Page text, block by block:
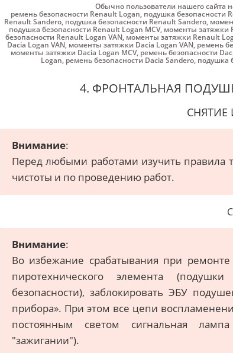
Обычно пользователи нашего сайта
ремень безопасности Renault Logan, подушка безопасности
Renault Sandero, подушка безопасности Renault Sandero,
подушка безопасности Renault Logan MCV, моменты затяжки
безопасности Renault Logan VAN, моменты затяжки Renault
Dacia Logan VAN, моменты затяжки Dacia Logan VAN, ремень
моменты затяжки Dacia Logan MCV, ремень безопасности
Logan, ремень безопасности Dacia Sandero, подушка
4. ФРОНТАЛЬНАЯ
СНЯТИЕ
Внимание:
Перед любыми работами изучить правила
чистоты и по проведению работ.
Внимание:
Во избежание срабатывания при
пиротехнического элемента
безопасности), заблокировать ЭБУ
прибора». При этом все цепи
постоянным светом сигнальная
"зажигании").